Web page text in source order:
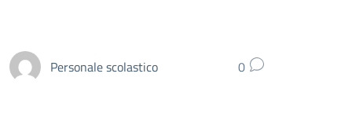
Personale scolastico 0